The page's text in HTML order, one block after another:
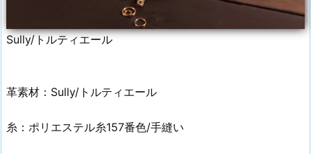
Sully/トルティエール
革素材：Sully/トルティエール
糸：ポリエステル糸157番色/手縫い